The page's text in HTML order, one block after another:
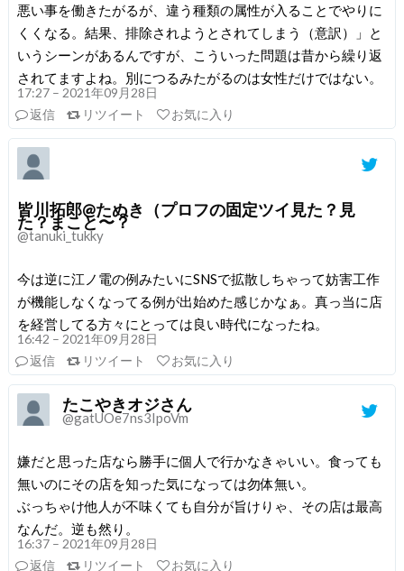
悪い事を働きたがるが、違う種類の属性が入ることでやりに
くくなる。結果、排除されようとされてしまう（意訳）」と
いうシーンがあるんですが、こういった問題は昔から繰り返
されてますよね。別につるみたがるのは女性だけではない。
17:27 – 2021年09月28日
返信
リツイート お気に入り
皆川拓郎@たぬき（プロフの固定ツイ見た？見
た？まこと〜？
@tanuki_tukky
今は逆に江ノ電の例みたいにSNSで拡散しちゃって妨害工作
が機能しなくなってる例が出始めた感じかなぁ。真っ当に店
を経営してる方々にとっては良い時代になったね。
16:42 – 2021年09月28日
返信
リツイート お気に入り
たこやきオジさん
@gatUOe7ns3IpoVm
嫌だと思った店なら勝手に個人で行かなきゃいい。食っても
無いのにその店を知った気になっては勿体無い。
ぶっちゃけ他人が不味くても自分が旨けりゃ、その店は最高
なんだ。逆も然り。
16:37 – 2021年09月28日
返信
リツイート お気に入り